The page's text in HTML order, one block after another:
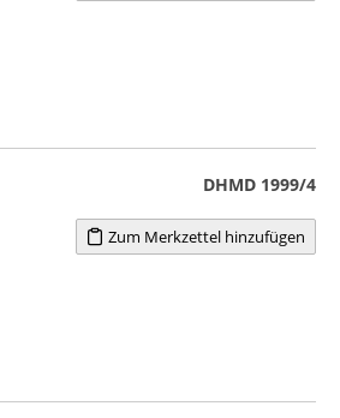
DHMD 1999/4
Zum Merkzettel hinzufügen